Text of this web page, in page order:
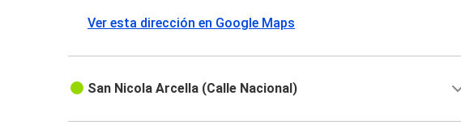
Ver esta dirección en Google Maps
San Nicola Arcella (Calle Nacional)